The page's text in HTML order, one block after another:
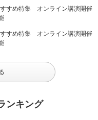
ンキング